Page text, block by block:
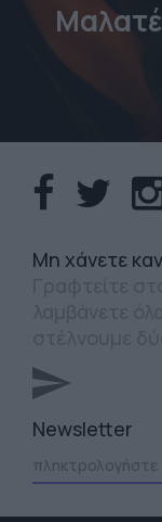
Mη χάνετε
Newsletter